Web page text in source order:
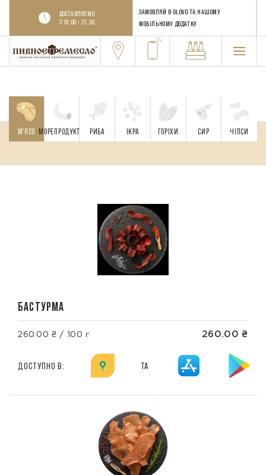
ДОСТАВЛЯЄМО
З 10:00 - 21.30
ЗАМОВЛЯЙ В GLOVO ТА НАШОМУ
МОБІЛЬНОМУ ДОДАТКУ
М'ЯСО МОРЕПРОДУКТИ РИБА ІКРА ГОРІХИ CИР ЧІПСИ
БАСТУРМА
260.00 ₴ / 100 г 260.00 ₴
ДОСТУПНО В: ТА